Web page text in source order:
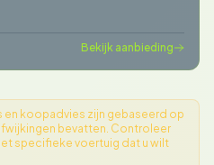
Bekijk aanbieding
koopadvies zijn gebaseerd op
bevatten. Controleer
specifieke voertuig dat u wilt